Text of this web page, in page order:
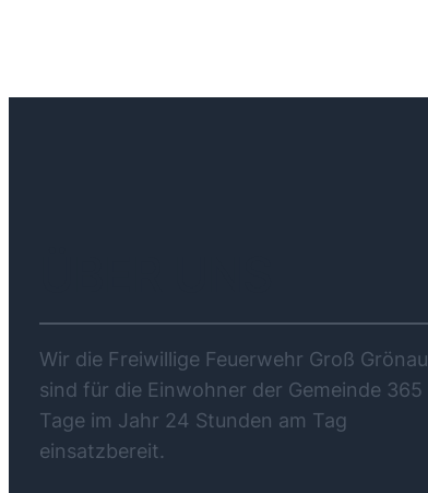
Wir die Freiwillige Feuerwehr Groß Grönau
sind für die Einwohner der Gemeinde 365
Tage im Jahr 24 Stunden am Tag
einsatzbereit.